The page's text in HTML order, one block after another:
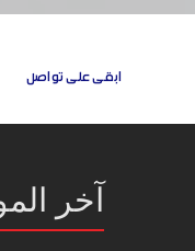
ابقى على تواصل
آخر